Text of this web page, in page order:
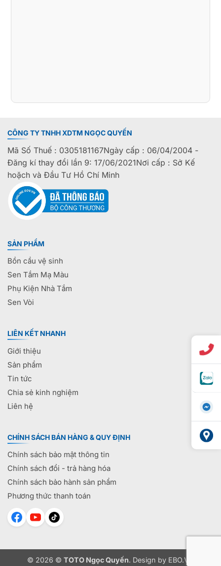
CÔNG TY TNHH XDTM NGỌC QUYẾN
Mã Số Thuế : 0305181167Ngày cấp : 06/04/2004 -
Đăng kí thay đổi lần 9: 17/06/2021Nơi cấp : Sở Kế
hoặch và Đầu Tư Hồ Chí Minh
SẢN PHẨM
Bồn cầu vệ sinh
Sen Tắm Mạ Màu
Phụ Kiện Nhà Tắm
Sen Vòi
LIÊN KẾT NHANH
Giới thiệu
Sản phẩm
Tin tức
Chia sẻ kinh nghiệm
Liên hệ
CHÍNH SÁCH BÁN HÀNG & QUY ĐỊNH
Chính sách bảo mật thông tin
Chính sách đổi - trả hàng hóa
Chính sách bảo hành sản phẩm
Phương thức thanh toán
© 2026 © TOTO Ngọc Quyến. Design by EBO.VN